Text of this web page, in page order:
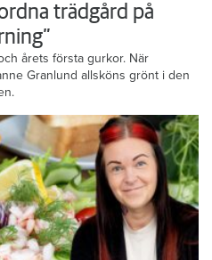
trädgård på
årets första gurkor. När
Granlund allsköns grönt i den